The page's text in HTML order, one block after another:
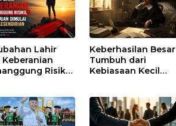
Lahir
Keberanian
Risiko,
Keberhasilan Besar
Tumbuh dari
Kebiasaan Kecil